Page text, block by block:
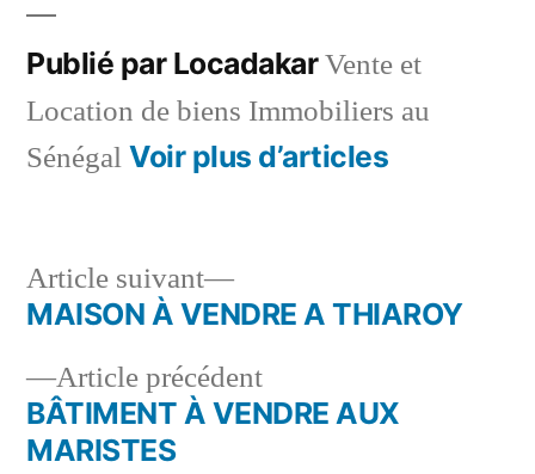
Publié par LocadakarVente et
Location de biens Immobiliers au
Sénégal Voir plus d’articles
Navigation
de
l’article
Article précédentArticle
précédent :
BÂTIMENT À VENDRE AUX
MARISTES
Article suivant
Article
suivant :
MAISON À VENDRE A THIAROY